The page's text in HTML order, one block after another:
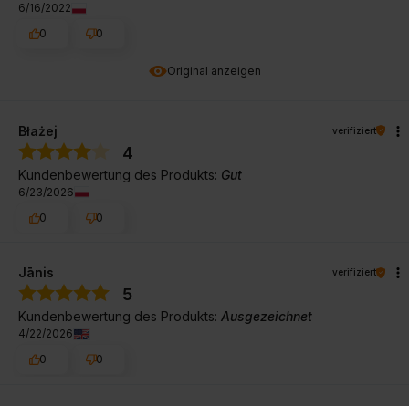
Original anzeigen
6/16/2022
0
0
Błażej verifiziert
4
Kundenbewertung des Produkts: Gut
6/23/2026
0
0
Jānis verifiziert
5
Kundenbewertung des Produkts: Ausgezeichnet
4/22/2026
0
0